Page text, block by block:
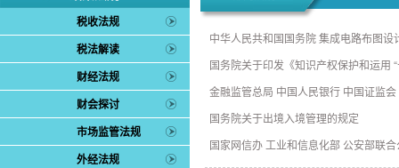
税收法规
税法解读
财经法规
财会探讨
市场监管法规
外经法规
中华人民共和国国务院 集成电路布图设
国务院关于印发《知识产权保护和运用
金融监管总局 中国人民银行 中国证监
国务院关于出境入境管理的规定
国家网信办 工业和信息化部 公安部联